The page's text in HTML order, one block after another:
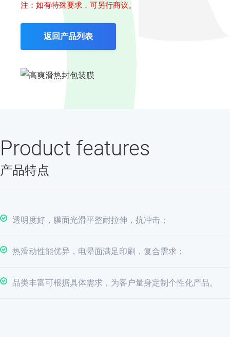
注：如有特殊要求，可另行商议。
返回产品列表
Product features
产品特点
透明度好，膜面光滑平整耐拉伸，抗冲击；
热滑动性能优异，电晕面满足印刷，复合需求；
品类丰富可根据具体需求，为客户量身定制个性化产品。